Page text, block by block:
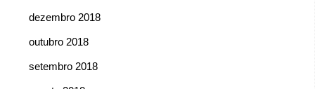
dezembro 2018
outubro 2018
setembro 2018